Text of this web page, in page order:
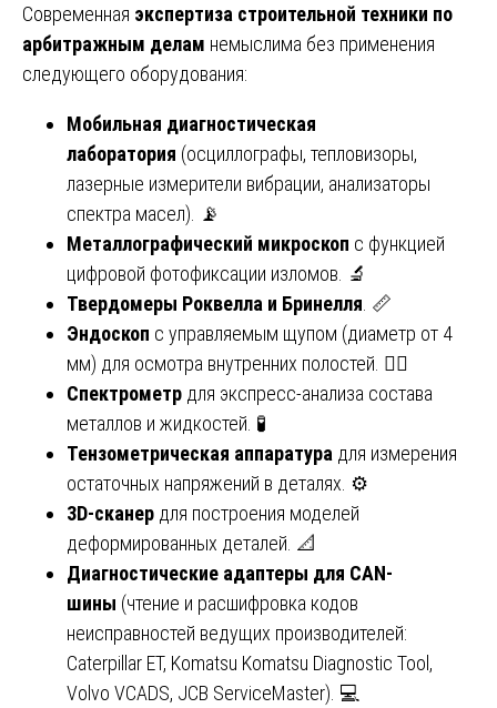
Современная экспертиза строительной техники по
арбитражным делам немыслима без применения
следующего оборудования:
Мобильная диагностическая
лаборатория (осциллографы, тепловизоры,
лазерные измерители вибрации, анализаторы
спектра масел). 📡
Металлографический микроскоп с функцией
цифровой фотофиксации изломов. 🔬
Твердомеры Роквелла и Бринелля . 📏
Эндоскоп с управляемым щупом (диаметр от 4
мм) для осмотра внутренних полостей. 🕵️‍♂️
Спектрометр для экспресс-анализа состава
металлов и жидкостей. 🧪
Тензометрическая аппаратура для измерения
остаточных напряжений в деталях. ⚙️
3D-сканер для построения моделей
деформированных деталей. 📐
Диагностические адаптеры для CAN-
шины (чтение и расшифровка кодов
неисправностей ведущих производителей:
Caterpillar ET, Komatsu Komatsu Diagnostic Tool,
Volvo VCADS, JCB ServiceMaster). 💻